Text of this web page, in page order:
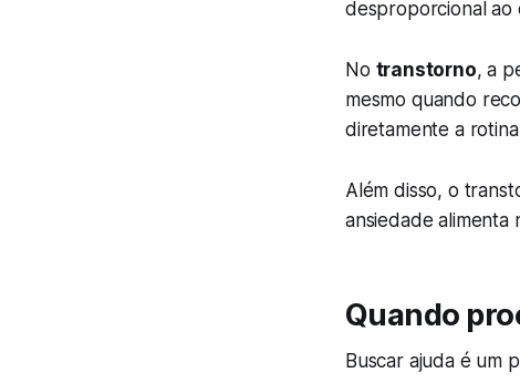
desproporcional ao
No transtorno, a
mesmo quando
diretamente a
Além disso, o
ansiedade
Quando
Buscar ajuda é um